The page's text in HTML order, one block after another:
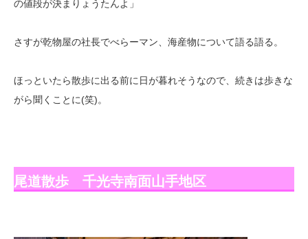
の値段が決まりょうたんよ」
さすが乾物屋の社長でべらーマン、海産物について語る語る。
ほっといたら散歩に出る前に日が暮れそうなので、続きは歩きな
がら聞くことに(笑)。
尾道散歩 千光寺南面山手地区